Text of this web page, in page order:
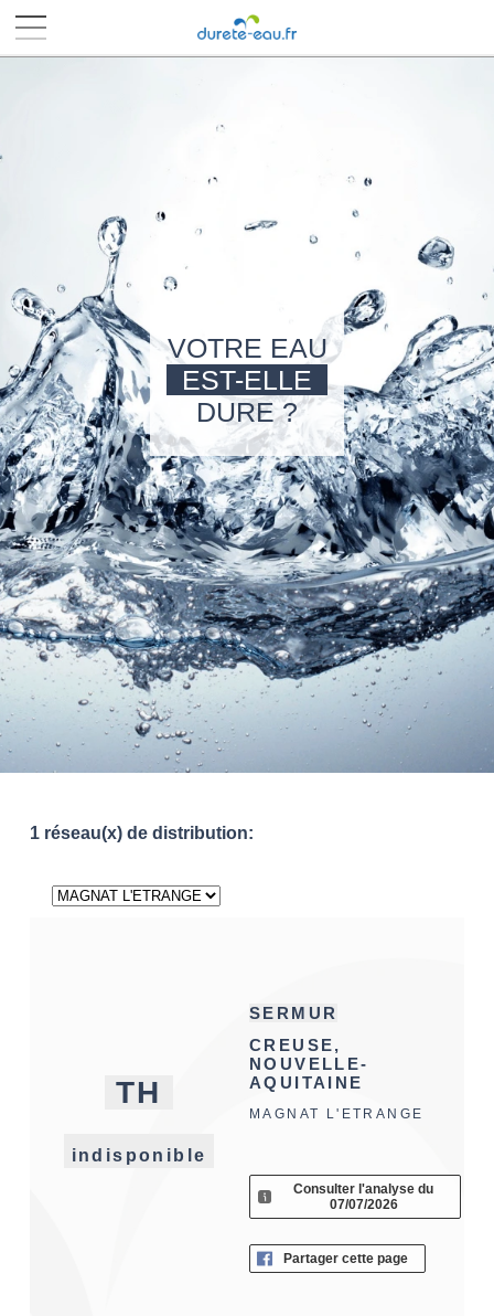
VOTRE EAU
EST-ELLE
DURE ?
1 réseau(x) de distribution:
TH
indisponible
SERMUR
CREUSE,
NOUVELLE-
AQUITAINE
MAGNAT L'ETRANGE
Consulter l'analyse du
07/07/2026
Partager cette page